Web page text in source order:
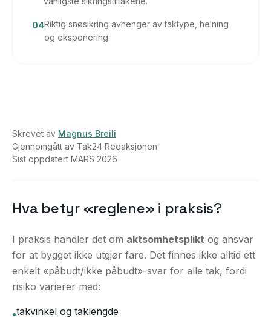
04Riktig snøsikring avhenger av taktype, helning
og eksponering.
Skrevet av Magnus Breili
Gjennomgått av Tak24 Redaksjonen
Sist oppdatert MARS 2026
Hva betyr «reglene» i praksis?
I praksis handler det om aktsomhetsplikt og ansvar
for at bygget ikke utgjør fare. Det finnes ikke alltid ett
enkelt «påbudt/ikke påbudt»-svar for alle tak, fordi
risiko varierer med:
•takvinkel og taklengde